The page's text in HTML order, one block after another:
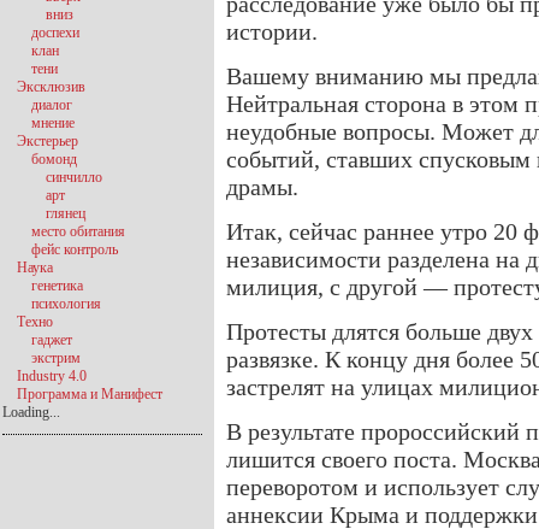
истории.
Вашему вниманию мы
Нейтральная сторона в этом
неудобные вопросы. Может
событий, ставших
драмы.
Итак, сейчас раннее утро 20
независимости разделена на
милиция, с другой —
Протесты длятся больше
развязке. К концу дня более
застрелят на улицах
В результате
лишится своего поста.
переворотом и использует
аннексии Крыма и поддержки
вниз
доспехи
клан
тени
Эксклюзив
диалог
мнение
Экстерьер
бомонд
синчилло
арт
глянец
место обитания
фейс контроль
Наука
генетика
психология
Техно
гаджет
экстрим
Industry 4.0
Программа и Манифест
Loading...